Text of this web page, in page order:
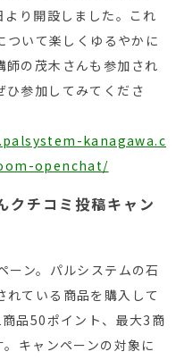
より開設しました。これ
いて楽しくゆるやかに
師の茂木さんも参加され
ひ参加してみてくださ
kanagawa.c
openchat/
クチコミ投稿キャン
ーン。パルシステムの石
れている商品を購入して
品50ポイント、最大3商
キャンペーンの対象に